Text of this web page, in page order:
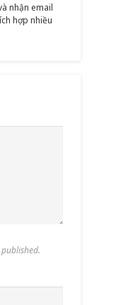
nhận email
hợp nhiều